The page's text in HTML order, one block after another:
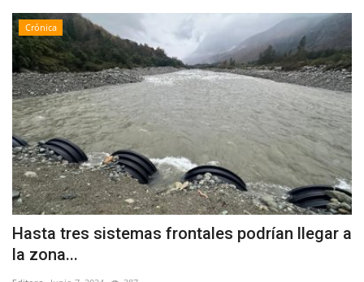
Crónica
Hasta tres sistemas frontales podrían llegar a
la zona...